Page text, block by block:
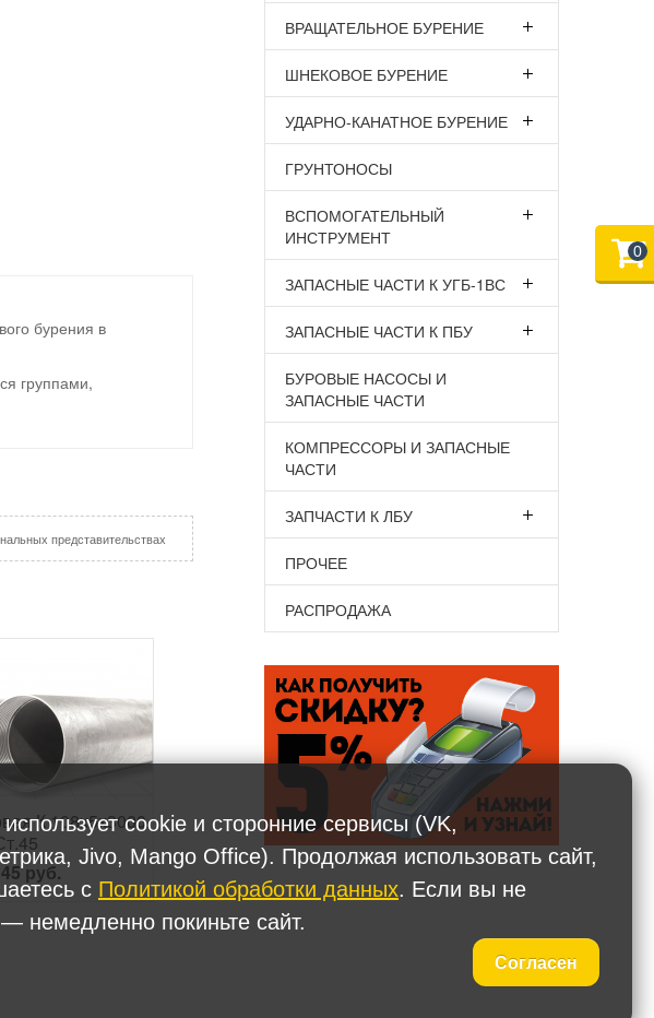
бурения в
группами,
представительствах
К 108х5х3000
руб.
ВРАЩАТЕЛЬНОЕ БУРЕНИЕ
ШНЕКОВОЕ БУРЕНИЕ
УДАРНО-КАНАТНОЕ БУРЕНИЕ
ГРУНТОНОСЫ
ВСПОМОГАТЕЛЬНЫЙ
ИНСТРУМЕНТ
ЗАПАСНЫЕ ЧАСТИ К УГБ-1ВС
ЗАПАСНЫЕ ЧАСТИ К ПБУ
БУРОВЫЕ НАСОСЫ И
ЗАПАСНЫЕ ЧАСТИ
КОМПРЕССОРЫ И ЗАПАСНЫЕ
ЧАСТИ
ЗАПЧАСТИ К ЛБУ
ПРОЧЕЕ
РАСПРОДАЖА
0
использует cookie и сторонние сервисы (VK,
Jivo, Mango Office). Продолжая использовать сайт,
с Политикой обработки данных. Если вы не
немедленно покиньте сайт.
Согласен